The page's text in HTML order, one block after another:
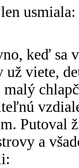
keď sa
už viete,
Putoval
a